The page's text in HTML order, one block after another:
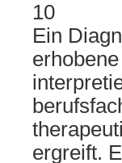
10
Ein
ergreift.